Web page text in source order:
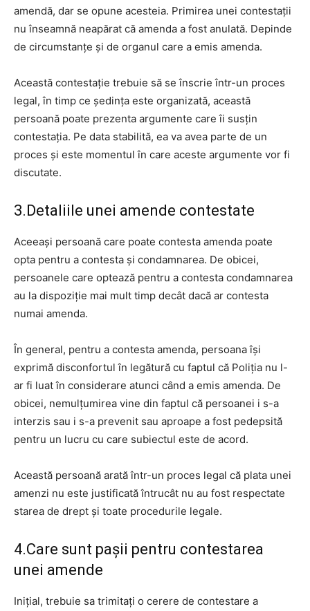
amendă, dar se opune acesteia. Primirea unei contestații
nu înseamnă neapărat că amenda a fost anulată. Depinde
de circumstanțe și de organul care a emis amenda.
Această contestație trebuie să se înscrie într-un proces
legal, în timp ce ședința este organizată, această
persoană poate prezenta argumente care îi susțin
contestația. Pe data stabilită, ea va avea parte de un
proces și este momentul în care aceste argumente vor fi
discutate.
3.Detaliile unei amende contestate
Aceeași persoană care poate contesta amenda poate
opta pentru a contesta și condamnarea. De obicei,
persoanele care optează pentru a contesta condamnarea
au la dispoziție mai mult timp decât dacă ar contesta
numai amenda.
În general, pentru a contesta amenda, persoana își
exprimă disconfortul în legătură cu faptul că Poliția nu l-
ar fi luat în considerare atunci când a emis amenda. De
obicei, nemulțumirea vine din faptul că persoanei i s-a
interzis sau i s-a prevenit sau aproape a fost pedepsită
pentru un lucru cu care subiectul este de acord.
Această persoană arată într-un proces legal că plata unei
amenzi nu este justificată întrucât nu au fost respectate
starea de drept și toate procedurile legale.
4.Care sunt pașii pentru contestarea
unei amende
Inițial, trebuie sa trimitați o cerere de contestare a